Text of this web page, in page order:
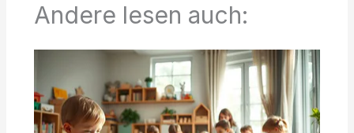
Andere lesen auch: